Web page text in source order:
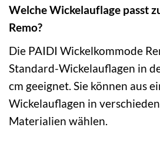
Welche Wickelauflage passt
Remo?
Die PAIDI Wickelkommode
Standard-Wickelauflagen in
cm geeignet. Sie können aus
Wickelauflagen in
Materialien wählen.